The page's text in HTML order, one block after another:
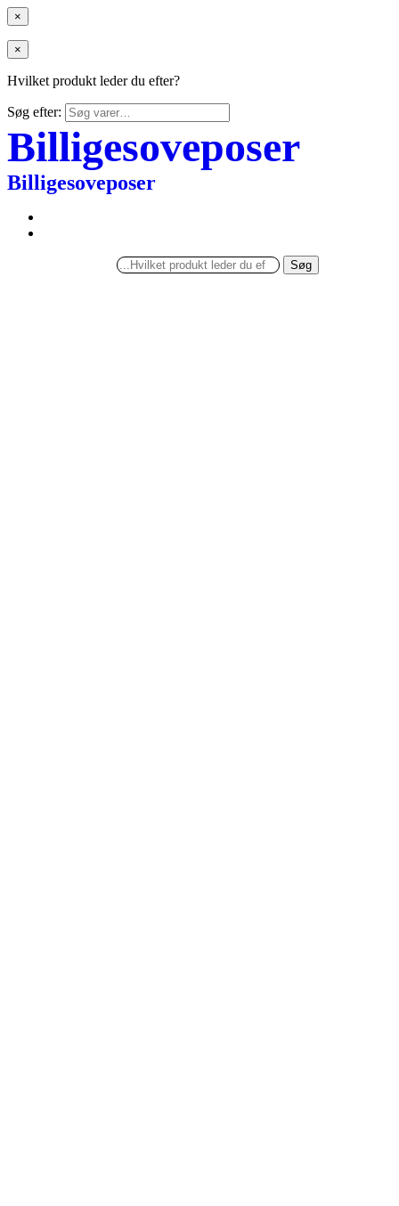
×
×
Hvilket produkt leder du efter?
Søg efter:
Billigesoveposer
Billigesoveposer
Søg